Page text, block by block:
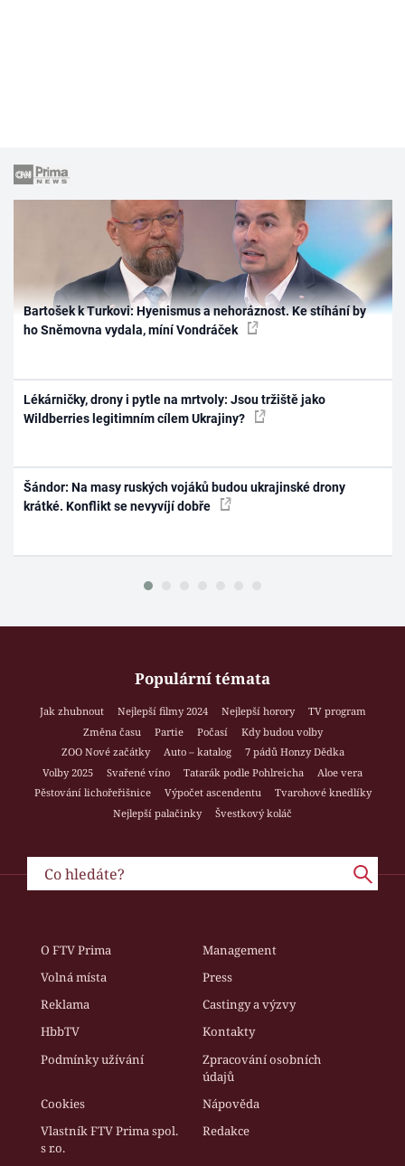
Bartošek k Turkovi: Hyenismus a nehoráznost. Ke stíhání by
ho Sněmovna vydala, míní Vondráček
Lékárničky, drony i pytle na mrtvoly: Jsou tržiště jako
Wildberries legitimním cílem Ukrajiny?
Šándor: Na masy ruských vojáků budou ukrajinské drony
krátké. Konflikt se nevyvíjí dobře
Populární témata
Jak zhubnout Nejlepší filmy 2024 Nejlepší horory
TV program
Změna času
Partie Počasí
Kdy budou volby
ZOO Nové začátky
Auto – katalog
7 pádů Honzy Dědka
Volby 2025
Svařené víno Tatarák podle Pohlreicha
Aloe vera
Pěstování lichořeřišnice
Výpočet ascendentu
Tvarohové knedlíky
Nejlepší palačinky
Švestkový koláč
O FTV Prima
Management
Volná místa
Press
Reklama
Castingy a výzvy
HbbTV
Kontakty
Podmínky užívání
Zpracování osobních
údajů
Cookies
Nápověda
Vlastník FTV Prima spol.
s r.o.
Redakce